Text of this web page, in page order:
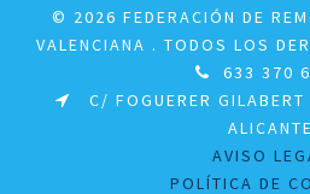
© 2026 FEDERACIÓN DE
VALENCIANA . TODOS LOS
633 370
C/ FOGUERER
ALICANTE
AVISO
POLÍTICA DE